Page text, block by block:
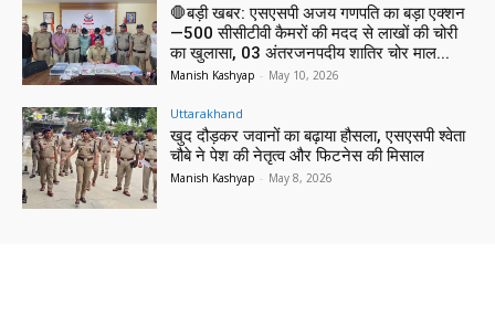
🛑बड़ी खबर: एसएसपी अजय गणपति का बड़ा एक्शन
—500 सीसीटीवी कैमरों की मदद से लाखों की चोरी
का खुलासा, 03 अंतरजनपदीय शातिर चोर माल...
Manish Kashyap - May 10, 2026
Uttarakhand
खुद दौड़कर जवानों का बढ़ाया हौसला, एसएसपी श्वेता
चौबे ने पेश की नेतृत्व और फिटनेस की मिसाल
Manish Kashyap - May 8, 2026